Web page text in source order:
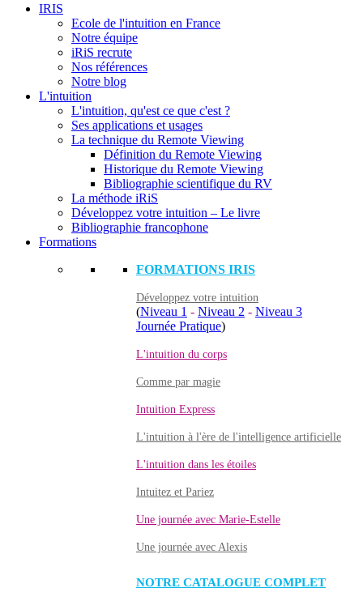
IRIS
Ecole de l'intuition en France
Notre équipe
iRiS recrute
Nos références
Notre blog
L'intuition
L'intuition, qu'est ce que c'est ?
Ses applications et usages
La technique du Remote Viewing
Définition du Remote Viewing
Historique du Remote Viewing
Bibliographie scientifique du RV
La méthode iRiS
Développez votre intuition – Le livre
Bibliographie francophone
Formations
FORMATIONS IRIS
Développez votre intuition
(Niveau 1 - Niveau 2 - Niveau 3
Journée Pratique)
L'intuition du corps
Comme par magie
Intuition Express
L'intuition à l'ère de l'intelligence artificielle
L'intuition dans les étoiles
Intuitez et Pariez
Une journée avec Marie-Estelle
Une journée avec Alexis
NOTRE CATALOGUE COMPLET